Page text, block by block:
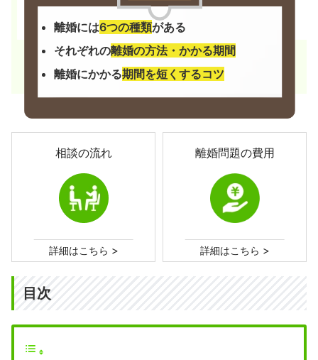
離婚には6つの種類がある
それぞれの離婚の方法・かかる期間
離婚にかかる期間を短くするコツ
相談の流れ
詳細はこちら >
離婚問題の費用
詳細はこちら >
目次